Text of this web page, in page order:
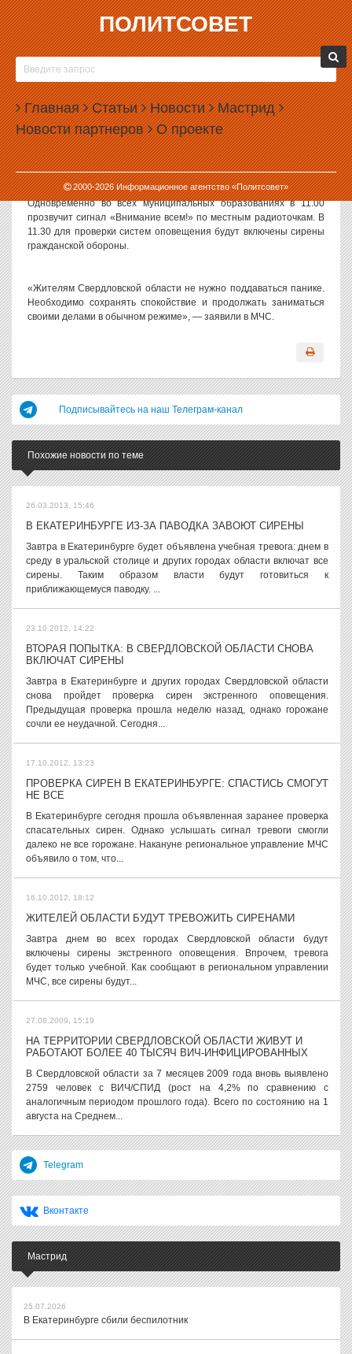
ПОЛИТСОВЕТ
Главная Статьи Новости Мастрид
Новости партнеров О проекте
2000-2026Информационное агентство «Политсовет»
19.10.2010, 10:10
ЗАВТРА МЧС ВНОВЬ ПРОВЕДЕТ ИСПЫТАНИЕ
СИРЕН В СВЕРДЛОВСКОЙ ОБЛАСТИ
Завтра на всей территории Свердловской области вновь пройдет
плановая проверка систем оповещения населения, которые
должны включаться в случае возникновения чрезвычайной
ситуации.
Одновременно во всех муниципальных образованиях в 11.00
прозвучит сигнал «Внимание всем!» по местным радиоточкам. В
11.30 для проверки систем оповещения будут включены сирены
гражданской обороны.
«Жителям Свердловской области не нужно поддаваться панике.
Необходимо сохранять спокойствие и продолжать заниматься
своими делами в обычном режиме», — заявили в МЧС.
Подписывайтесь на наш Телеграм-канал
Похожие новости по теме
26.03.2013, 15:46
В ЕКАТЕРИНБУРГЕ ИЗ-ЗА ПАВОДКА ЗАВОЮТ СИРЕНЫ
Завтра в Екатеринбурге будет объявлена учебная тревога: днем в
среду в уральской столице и других городах области включат все
сирены. Таким образом власти будут готовиться к
приближающемуся паводку. ...
23.10.2012, 14:22
ВТОРАЯ ПОПЫТКА: В СВЕРДЛОВСКОЙ ОБЛАСТИ СНОВА
ВКЛЮЧАТ СИРЕНЫ
Завтра в Екатеринбурге и других городах Свердловской области
снова пройдет проверка сирен экстренного оповещения.
Предыдущая проверка прошла неделю назад, однако горожане
сочли ее неудачной. Сегодня...
17.10.2012, 13:23
ПРОВЕРКА СИРЕН В ЕКАТЕРИНБУРГЕ: СПАСТИСЬ СМОГУТ
НЕ ВСЕ
В Екатеринбурге сегодня прошла объявленная заранее проверка
спасательных сирен. Однако услышать сигнал тревоги смогли
далеко не все горожане. Накануне региональное управление МЧС
объявило о том, что...
16.10.2012, 18:12
ЖИТЕЛЕЙ ОБЛАСТИ БУДУТ ТРЕВОЖИТЬ СИРЕНАМИ
Завтра днем во всех городах Свердловской области будут
включены сирены экстренного оповещения. Впрочем, тревога
будет только учебной. Как сообщают в региональном управлении
МЧС, все сирены будут...
27.08.2009, 15:19
НА ТЕРРИТОРИИ СВЕРДЛОВСКОЙ ОБЛАСТИ ЖИВУТ И
РАБОТАЮТ БОЛЕЕ 40 ТЫСЯЧ ВИЧ-ИНФИЦИРОВАННЫХ
В Свердловской области за 7 месяцев 2009 года вновь выявлено
2759 человек с ВИЧ/СПИД (рост на 4,2% по сравнению с
аналогичным периодом прошлого года). Всего по состоянию на 1
августа на Среднем...
Telegram
Вконтакте
Мастрид
25.07.2026
В Екатеринбурге сбили беспилотник